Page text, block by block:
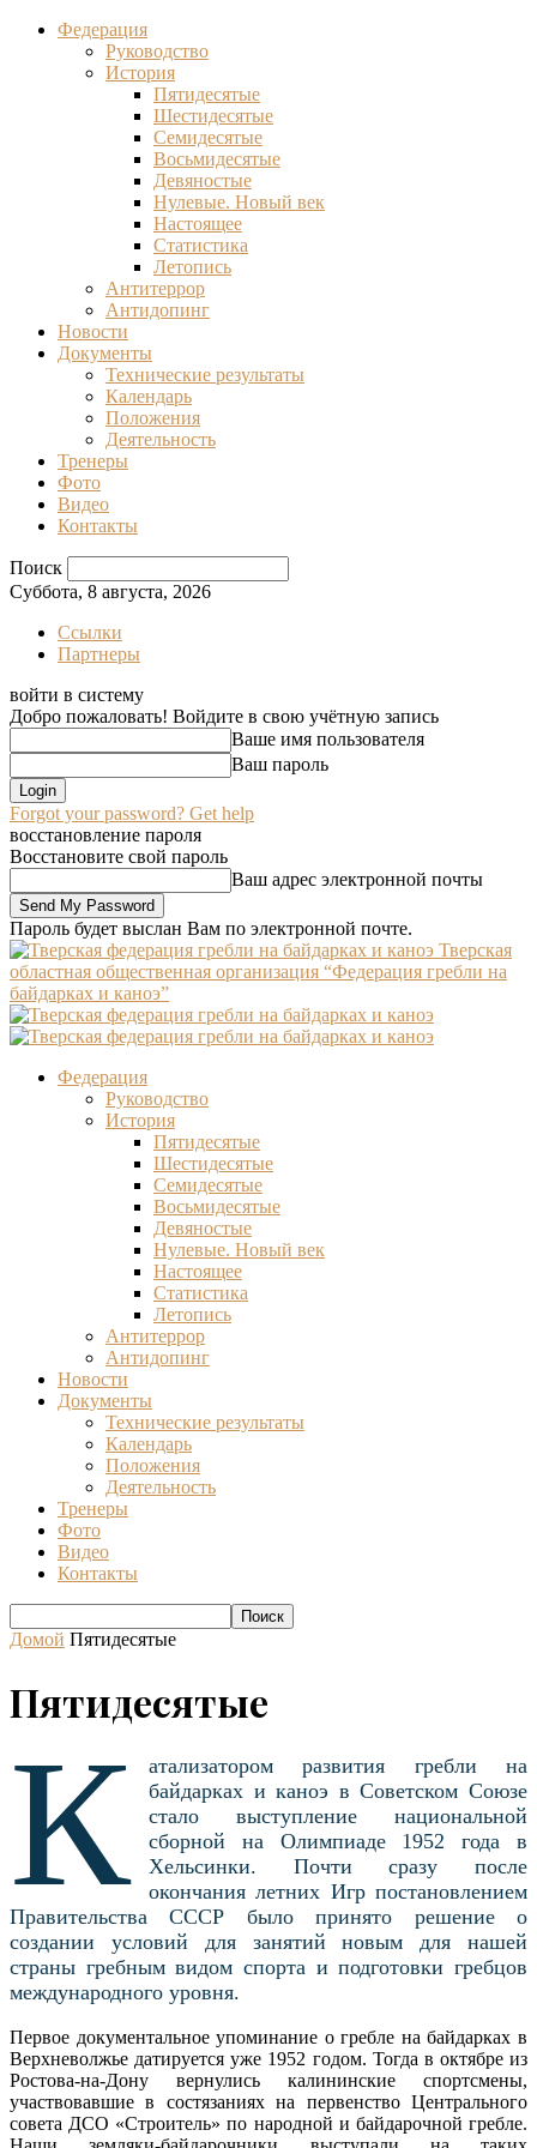
Федерация
Руководство
История
Пятидесятые
Шестидесятые
Семидесятые
Восьмидесятые
Девяностые
Нулевые. Новый век
Настоящее
Статистика
Летопись
Антитеррор
Антидопинг
Новости
Документы
Технические результаты
Календарь
Положения
Деятельность
Тренеры
Фото
Видео
Контакты
Поиск
Суббота, 8 августа, 2026
Ссылки
Партнеры
войти в систему
Добро пожаловать! Войдите в свою учётную запись
Ваше имя пользователя
Ваш пароль
Forgot your password? Get help
восстановление пароля
Восстановите свой пароль
Ваш адрес электронной почты
Пароль будет выслан Вам по электронной почте.
Тверская
областная общественная организация “Федерация гребли на
байдарках и каноэ”
Федерация
Руководство
История
Пятидесятые
Шестидесятые
Семидесятые
Восьмидесятые
Девяностые
Нулевые. Новый век
Настоящее
Статистика
Летопись
Антитеррор
Антидопинг
Новости
Документы
Технические результаты
Календарь
Положения
Деятельность
Тренеры
Фото
Видео
Контакты
Домой Пятидесятые
Пятидесятые
К
атализатором развития гребли на
байдарках и каноэ в Советском Союзе
стало выступление национальной
сборной на Олимпиаде 1952 года в
Хельсинки. Почти сразу после
окончания летних Игр постановлением
Правительства СССР было принято решение о
создании условий для занятий новым для нашей
страны гребным видом спорта и подготовки гребцов
международного уровня.
Первое документальное упоминание о гребле на байдарках в
Верхневолжье датируется уже 1952 годом. Тогда в октябре из
Ростова-на-Дону вернулись калининские спортсмены,
участвовавшие в состязаниях на первенство Центрального
совета ДСО «Строитель» по народной и байдарочной гребле.